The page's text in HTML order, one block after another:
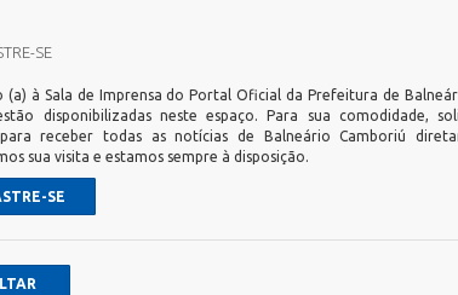
SE
(a) à Sala de Imprensa do Portal Oficial da Prefeitura de
disponibilizadas neste espaço. Para sua comodidade,
receber todas as notícias de Balneário Camboriú
sua visita e estamos sempre à disposição.
SE